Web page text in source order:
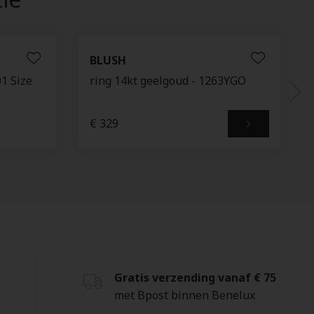
Size
BLUSH
ring 14kt geelgoud - 1263YGO
€ 329
Gratis verzending vanaf € 75
met Bpost binnen Benelux